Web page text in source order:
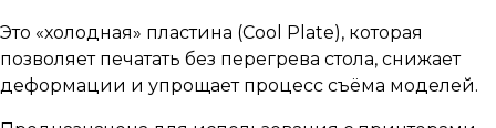
Это «холодная» пластина (Cool Plate), которая
позволяет печатать без перегрева стола, снижает
деформации и упрощает процесс съёма моделей.